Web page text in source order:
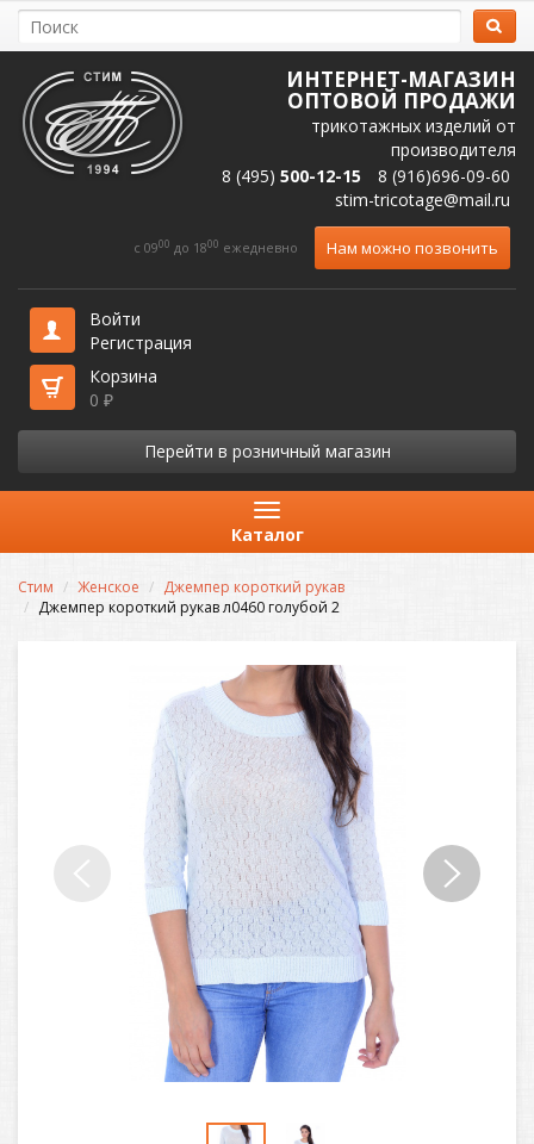
ИНТЕРНЕТ-МАГАЗИН
ОПТОВОЙ ПРОДАЖИ
трикотажных изделий от
производителя
8 (495) 500-12-15
8 (916)696-09-60
stim-tricotage@mail.ru
c 0900 до 1800 ежедневно Нам можно позвонить
Войти
Регистрация
Корзина
0 ₽
Перейти в розничный магазин
Каталог
Стим Женское
Джемпер короткий рукав
Джемпер короткий рукав л0460 голубой 2